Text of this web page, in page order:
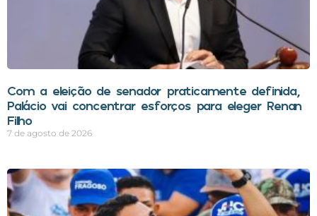
Com a eleição de senador praticamente definida,
Palácio vai concentrar esforços para eleger Renan
Filho
7 de agosto de 2026